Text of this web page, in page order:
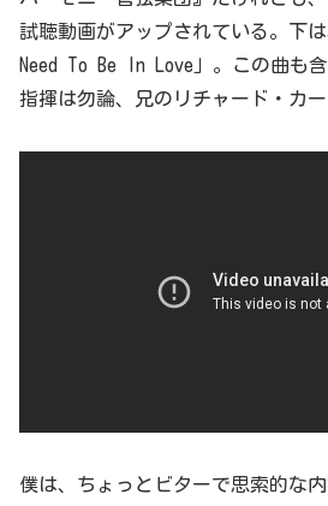
試聴動画がアップされている。下
Need To Be In Love」。この曲も
指揮は勿論、兄のリチャード・カー
僕は、ちょっとビターで思索的な